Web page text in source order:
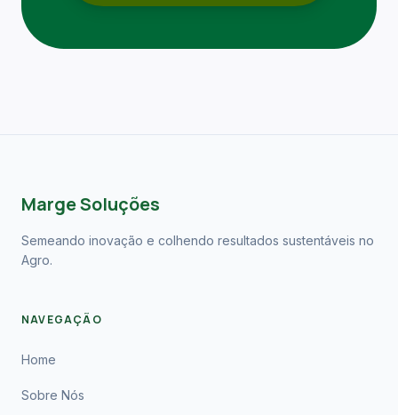
Marge Soluções
Semeando inovação e colhendo resultados sustentáveis no
Agro.
NAVEGAÇÃO
Home
Sobre Nós